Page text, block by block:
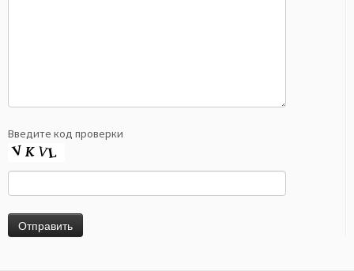
Введите код проверки